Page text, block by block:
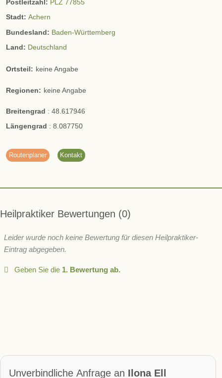
Postleitzahl: PLZ 77855
Stadt: Achern
Bundesland: Baden-Württemberg
Land: Deutschland
Ortsteil: keine Angabe
Regionen: keine Angabe
Breitengrad : 48.617946
Längengrad : 8.087750
Routenplaner Kontakt
Heilpraktiker Bewertungen 0
Leider wurde noch keine Bewertung für diesen Heilpraktiker-
Eintrag abgegeben.
Geben Sie die 1. Bewertung ab.
Unverbindliche Anfrage an Ilona Ell